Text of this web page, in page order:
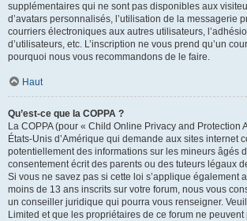
supplémentaires qui ne sont pas disponibles aux
d’avatars personnalisés, l’utilisation de la messagerie
courriers électroniques aux autres utilisateurs,
d’utilisateurs, etc. L’inscription ne vous prend qu’un
pourquoi nous vous recommandons de le faire.
Haut
Qu’est-ce que la COPPA ?
La COPPA (pour « Child Online Privacy and Protection
États-Unis d’Amérique qui demande aux sites internet
potentiellement des informations sur les mineurs âgés
consentement écrit des parents ou des tuteurs légaux
Si vous ne savez pas si cette loi s’applique également
moins de 13 ans inscrits sur votre forum, nous vous
un conseiller juridique qui pourra vous renseigner.
Limited et que les propriétaires de ce forum ne